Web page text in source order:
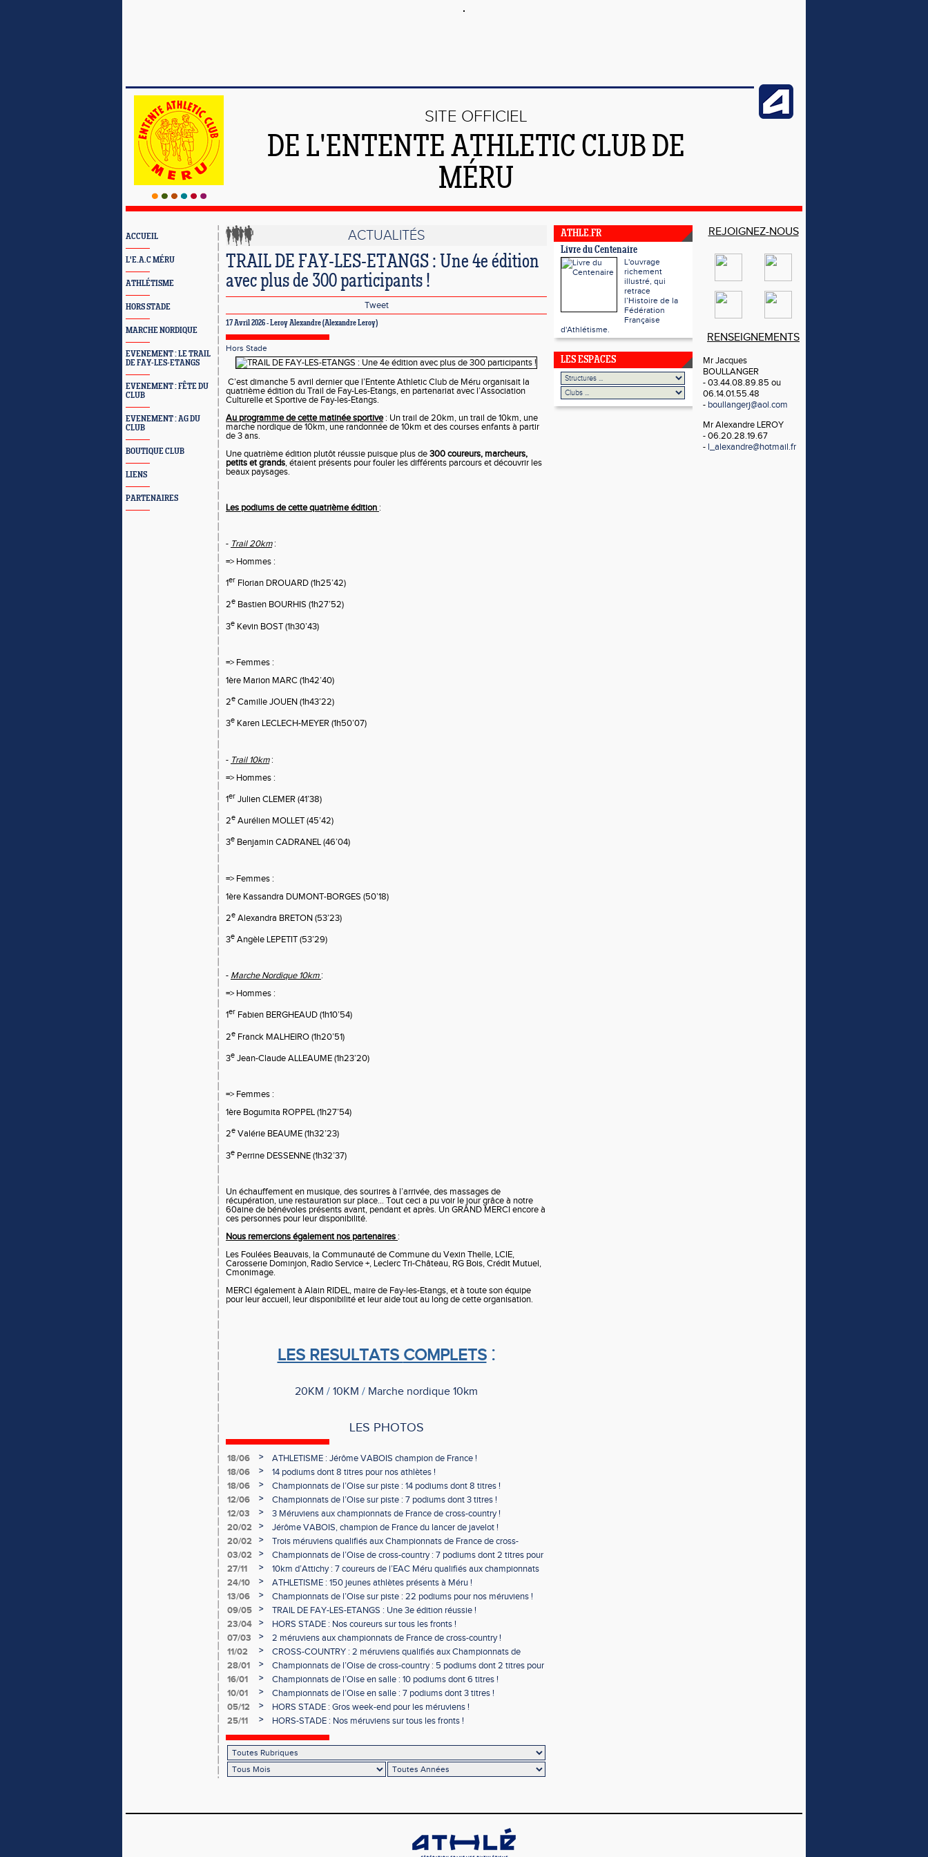
SITE OFFICIEL
DE L'ENTENTE ATHLETIC CLUB DE
MÉRU
ACCUEIL
L'E.A.C MÉRU
ATHLÉTISME
HORS STADE
MARCHE NORDIQUE
EVENEMENT : LE TRAIL
DE FAY-LES-ETANGS
EVENEMENT : FÊTE DU
CLUB
EVENEMENT : AG DU
CLUB
BOUTIQUE CLUB
LIENS
PARTENAIRES
ACTUALITÉS
TRAIL DE FAY-LES-ETANGS : Une 4e édition
avec plus de 300 participants !
Tweet
17 Avril 2026 -Leroy Alexandre(Alexandre Leroy)
Hors Stade
C’est dimanche 5 avril dernier que l’Entente Athletic Club de Méru organisait la
quatrième édition du Trail de Fay-Les-Etangs, en partenariat avec l’Association
Culturelle et Sportive de Fay-les-Etangs.
Au programme de cette matinée sportive: Un trail de 20km, un trail de 10km, une
marche nordique de 10km, une randonnée de 10km et des courses enfants à partir
de 3 ans.
Une quatrième édition plutôt réussie puisque plus de300coureurs, marcheurs,
petits et grands, étaient présents pour fouler les différents parcours et découvrir les
beaux paysages.
Les podiums de cettequatrièmeédition :
- Trail 20km:
=> Hommes :
1er Florian DROUARD (1h25’42)
2e Bastien BOURHIS (1h27’52)
3e Kevin BOST (1h30’43)
=> Femmes :
1ère Marion MARC (1h42’40)
2e Camille JOUEN (1h43’22)
3e Karen LECLECH-MEYER (1h50’07)
- Trail 10km:
=> Hommes :
1er Julien CLEMER (41’38)
2e Aurélien MOLLET (45’42)
3e Benjamin CADRANEL(46’04)
=> Femmes :
1ère Kassandra DUMONT-BORGES (50’18)
2e Alexandra BRETON (53’23)
3e Angèle LEPETIT (53’29)
- Marche Nordique 10km:
=> Hommes :
1er Fabien BERGHEAUD (1h10’54)
2e Franck MALHEIRO (1h20’51)
3e Jean-Claude ALLEAUME (1h23’20)
=> Femmes :
1ère Bogumita ROPPEL (1h27’54)
2e Valérie BEAUME (1h32’23)
3e Perrine DESSENNE (1h32’37)
Un échauffement en musique, des sourires à l’arrivée, des massages de
récupération, une restauration sur place… Tout ceci a pu voir le jour grâce à notre
60aine de bénévoles présents avant, pendant et après. Un GRAND MERCI encore à
ces personnes pour leur disponibilité.
Nous remercions également nos partenaires :
Les Foulées Beauvais, la Communauté de Commune du Vexin Thelle, LCIE,
Carosserie Dominjon, Radio Service +, Leclerc Tri-Château, RG Bois, Crédit Mutuel,
Cmonimage.
MERCI également à Alain RIDEL, maire de Fay-les-Etangs, et à toute son équipe
pour leur accueil, leur disponibilité et leur aide tout au long de cette organisation.
LES RESULTATS COMPLETS :
20KM / 10KM / Marche nordique 10km
LES PHOTOS
18/06 >
ATHLETISME : Jérôme VABOIS champion de France !
18/06
>
14 podiums dont 8 titres pour nos athlètes !
18/06
>
Championnats de l’Oise sur piste : 14 podiums dont 8 titres !
12/06
>
Championnats de l’Oise sur piste : 7 podiums dont 3 titres !
12/03
>
3 Méruviens aux championnats de France de cross-country !
20/02
>
Jérôme VABOIS, champion de France du lancer de javelot !
20/02
>
Trois méruviens qualifiés aux Championnats de France de cross-
country !
03/02 >
Championnats de l’Oise de cross-country : 7 podiums dont 2 titres pour
les méruviens !
27/11 >
10km d’Attichy : 7 coureurs de l’EAC Méru qualifiés aux championnats
de France !
24/10 >
ATHLETISME : 150 jeunes athlètes présents à Méru !
13/06
>
Championnats de l’Oise sur piste : 22 podiums pour nos méruviens !
09/05
>
TRAIL DE FAY-LES-ETANGS : Une 3e édition réussie !
23/04
>
HORS STADE : Nos coureurs sur tous les fronts !
07/03
>
2 méruviens aux championnats de France de cross-country !
11/02
>
CROSS-COUNTRY : 2 méruviens qualifiés aux Championnats de
France !
28/01 >
Championnats de l’Oise de cross-country : 5 podiums dont 2 titres pour
l’EAC Méru !
16/01 >
Championnats de l’Oise en salle : 10 podiums dont 6 titres !
10/01
>
Championnats de l’Oise en salle : 7 podiums dont 3 titres !
05/12
>
HORS STADE : Gros week-end pour les méruviens !
25/11
> HORS-STADE : Nos méruviens sur tous les fronts !
ATHLE.FR
Livre du Centenaire
L'ouvrage
richement
illustré, qui
retrace
l’Histoire de la
Fédération
Française
d'Athlétisme.
LES ESPACES
REJOIGNEZ-NOUS
RENSEIGNEMENTS
Mr Jacques
BOULLANGER
- 03.44.08.89.85 ou
06.14.01.55.48
- boullangerj@aol.com
Mr Alexandre LEROY
- 06.20.28.19.67
- l_alexandre@hotmail.fr